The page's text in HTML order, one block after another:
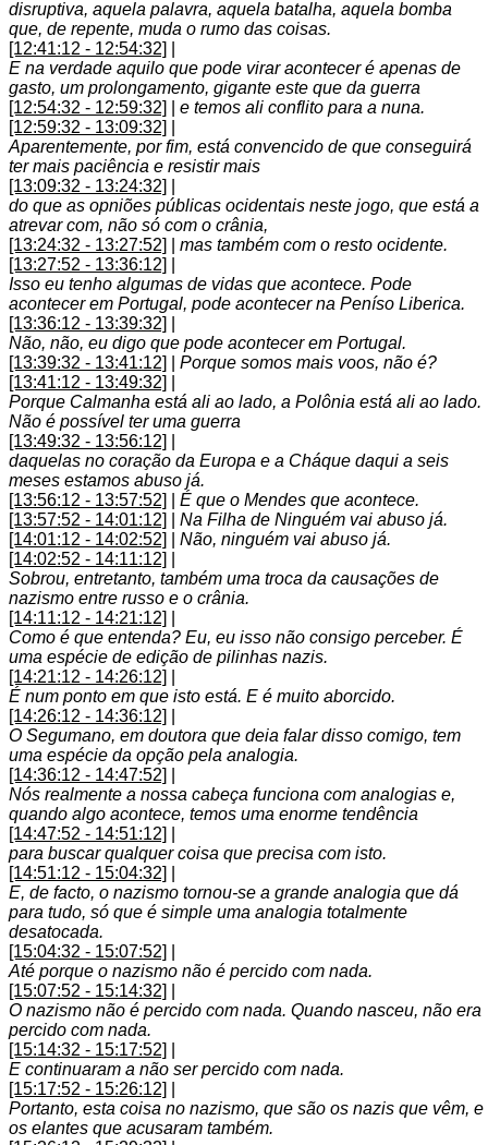
disruptiva, aquela palavra, aquela batalha, aquela bomba
que, de repente, muda o rumo das coisas.
[12:41:12 - 12:54:32]
E na verdade aquilo que pode virar acontecer é apenas de
gasto, um prolongamento, gigante este que da guerra
[12:54:32 - 12:59:32]
e temos ali conflito para a nuna.
[12:59:32 - 13:09:32]
Aparentemente, por fim, está convencido de que conseguirá
ter mais paciência e resistir mais
[13:09:32 - 13:24:32]
do que as opniões públicas ocidentais neste jogo, que está a
atrevar com, não só com o crânia,
[13:24:32 - 13:27:52]
mas também com o resto ocidente.
[13:27:52 - 13:36:12]
Isso eu tenho algumas de vidas que acontece. Pode
acontecer em Portugal, pode acontecer na Peníso Liberica.
[13:36:12 - 13:39:32]
Não, não, eu digo que pode acontecer em Portugal.
[13:39:32 - 13:41:12]
Porque somos mais voos, não é?
[13:41:12 - 13:49:32]
Porque Calmanha está ali ao lado, a Polônia está ali ao lado.
Não é possível ter uma guerra
[13:49:32 - 13:56:12]
daquelas no coração da Europa e a Cháque daqui a seis
meses estamos abuso já.
[13:56:12 - 13:57:52]
É que o Mendes que acontece.
[13:57:52 - 14:01:12]
Na Filha de Ninguém vai abuso já.
[14:01:12 - 14:02:52]
Não, ninguém vai abuso já.
[14:02:52 - 14:11:12]
Sobrou, entretanto, também uma troca da causações de
nazismo entre russo e o crânia.
[14:11:12 - 14:21:12]
Como é que entenda? Eu, eu isso não consigo perceber. É
uma espécie de edição de pilinhas nazis.
[14:21:12 - 14:26:12]
É num ponto em que isto está. E é muito aborcido.
[14:26:12 - 14:36:12]
O Segumano, em doutora que deia falar disso comigo, tem
uma espécie da opção pela analogia.
[14:36:12 - 14:47:52]
Nós realmente a nossa cabeça funciona com analogias e,
quando algo acontece, temos uma enorme tendência
[14:47:52 - 14:51:12]
para buscar qualquer coisa que precisa com isto.
[14:51:12 - 15:04:32]
E, de facto, o nazismo tornou-se a grande analogia que dá
para tudo, só que é simple uma analogia totalmente
desatocada.
[15:04:32 - 15:07:52]
Até porque o nazismo não é percido com nada.
[15:07:52 - 15:14:32]
O nazismo não é percido com nada. Quando nasceu, não era
percido com nada.
[15:14:32 - 15:17:52]
E continuaram a não ser percido com nada.
[15:17:52 - 15:26:12]
Portanto, esta coisa no nazismo, que são os nazis que vêm, e
os elantes que acusaram também.